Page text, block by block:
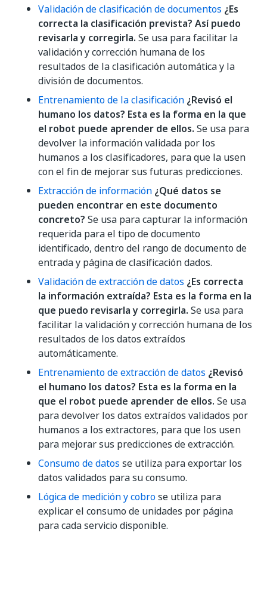
Validación de clasificación de documentos ¿Es
correcta la clasificación prevista? Así puedo
revisarla y corregirla. Se usa para facilitar la
validación y corrección humana de los
resultados de la clasificación automática y la
división de documentos.
Entrenamiento de la clasificación ¿Revisó el
humano los datos? Esta es la forma en la que
el robot puede aprender de ellos. Se usa para
devolver la información validada por los
humanos a los clasificadores, para que la usen
con el fin de mejorar sus futuras predicciones.
Extracción de información ¿Qué datos se
pueden encontrar en este documento
concreto? Se usa para capturar la información
requerida para el tipo de documento
identificado, dentro del rango de documento de
entrada y página de clasificación dados.
Validación de extracción de datos ¿Es correcta
la información extraída? Esta es la forma en la
que puedo revisarla y corregirla. Se usa para
facilitar la validación y corrección humana de los
resultados de los datos extraídos
automáticamente.
Entrenamiento de extracción de datos ¿Revisó
el humano los datos? Esta es la forma en la
que el robot puede aprender de ellos. Se usa
para devolver los datos extraídos validados por
humanos a los extractores, para que los usen
para mejorar sus predicciones de extracción.
Consumo de datos se utiliza para exportar los
datos validados para su consumo.
Lógica de medición y cobrose utiliza para
explicar el consumo de unidades por página
para cada servicio disponible.